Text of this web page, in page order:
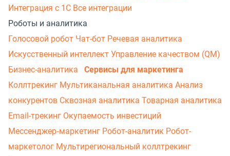
Интеграция с 1С Все интеграции
Роботы и аналитика
Голосовой робот Чат-бот Речевая аналитика
Искусственный интеллект Управление качеством (QM)
Бизнес-аналитика
Сервисы для маркетинга
Коллтрекинг Мультиканальная аналитика Анализ
конкурентов Сквозная аналитика Товарная аналитика
Email-трекинг Окупаемость инвестиций
Мессенджер‑маркетинг Робот-аналитик Робот-
маркетолог Мультирегиональный коллтрекинг